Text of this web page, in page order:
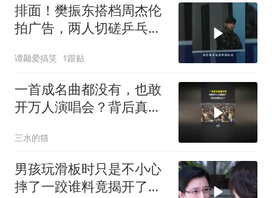
排面！樊振东搭档周杰伦
拍广告，两人切磋乒乓
谭颞爱搞笑 1跟贴
一首成名曲都没有，也敢
开万人演唱会？背后真相
三水的猫
男孩玩滑板时只是不小心
摔了一跤谁料竟揭开了惊